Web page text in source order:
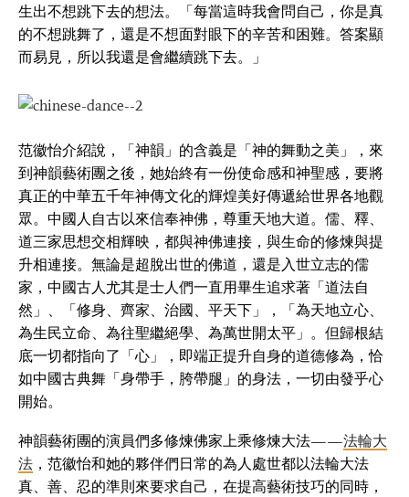
生出不想跳下去的想法。「每當這時我會問自己，你是真
的不想跳舞了，還是不想面對眼下的辛苦和困難。答案顯
而易見，所以我還是會繼續跳下去。」
范徽怡介紹說，「神韻」的含義是「神的舞動之美」，來
到神韻藝術團之後，她始終有一份使命感和神聖感，要將
真正的中華五千年神傳文化的輝煌美好傳遞給世界各地觀
眾。中國人自古以來信奉神佛，尊重天地大道。儒、釋、
道三家思想交相輝映，都與神佛連接，與生命的修煉與提
升相連接。無論是超脫出世的佛道，還是入世立志的儒
家，中國古人尤其是士人們一直用畢生追求著「道法自
然」、「修身、齊家、治國、平天下」，「為天地立心、
為生民立命、為往聖繼絕學、為萬世開太平」。但歸根結
底一切都指向了「心」，即端正提升自身的道德修為，恰
如中國古典舞「身帶手，胯帶腿」的身法，一切由發乎心
開始。
神韻藝術團的演員們多修煉佛家上乘修煉大法——法輪大
法 ，范徽怡和她的夥伴們日常的為人處世都以法輪大法
真、善、忍的準則來要求自己，在提高藝術技巧的同時，